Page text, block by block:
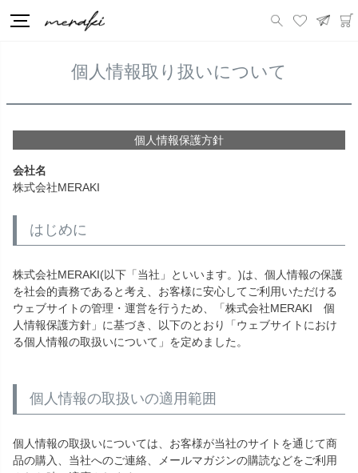
HOME 個人情報取り扱いについて
個人情報取り扱いについて
個人情報保護方針
会社名
株式会社MERAKI
はじめに
株式会社MERAKI(以下「当社」といいます。)は、個人情報の保護
を社会的責務であると考え、お客様に安心してご利用いただける
ウェブサイトの管理・運営を行うため、「株式会社MERAKI 個
人情報保護方針」に基づき、以下のとおり「ウェブサイトにおけ
る個人情報の取扱いについて」を定めました。
個人情報の取扱いの適用範囲
個人情報の取扱いについては、お客様が当社のサイトを通じて商
品の購入、当社へのご連絡、メールマガジンの購読などをご利用